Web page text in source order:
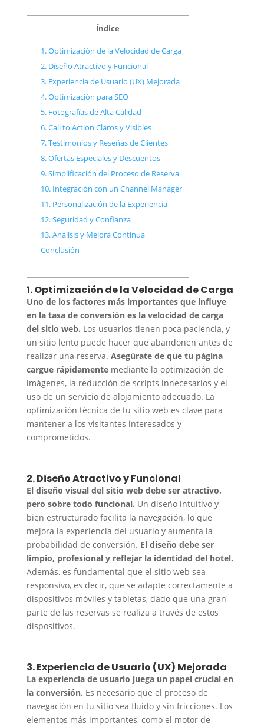
Índice
1. Optimización de la Velocidad de Carga
2. Diseño Atractivo y Funcional
3. Experiencia de Usuario (UX) Mejorada
4. Optimización para SEO
5. Fotografías de Alta Calidad
6. Call to Action Claros y Visibles
7. Testimonios y Reseñas de Clientes
8. Ofertas Especiales y Descuentos
9. Simplificación del Proceso de Reserva
10. Integración con un Channel Manager
11. Personalización de la Experiencia
12. Seguridad y Confianza
13. Análisis y Mejora Continua
Conclusión
1. Optimización de la Velocidad de Carga
Uno de los factores más importantes que influye
en la tasa de conversión es la velocidad de carga
del sitio web. Los usuarios tienen poca paciencia, y
un sitio lento puede hacer que abandonen antes de
realizar una reserva. Asegúrate de que tu página
cargue rápidamentemediante la optimización de
imágenes, la reducción de scripts innecesarios y el
uso de un servicio de alojamiento adecuado. La
optimización técnica de tu sitio web es clave para
mantener a los visitantes interesados y
comprometidos.
2. Diseño Atractivo y Funcional
El diseño visual del sitio web debe ser atractivo,
pero sobre todo funcional. Un diseño intuitivo y
bien estructurado facilita la navegación, lo que
mejora la experiencia del usuario y aumenta la
probabilidad de conversión. El diseño debe ser
limpio, profesional y reflejar la identidad del hotel.
Además, es fundamental que el sitio web sea
responsivo, es decir, que se adapte correctamente a
dispositivos móviles y tabletas, dado que una gran
parte de las reservas se realiza a través de estos
dispositivos.
3. Experiencia de Usuario (UX) Mejorada
La experiencia de usuario juega un papel crucial en
la conversión. Es necesario que el proceso de
navegación en tu sitio sea fluido y sin fricciones. Los
elementos más importantes, como el motor de